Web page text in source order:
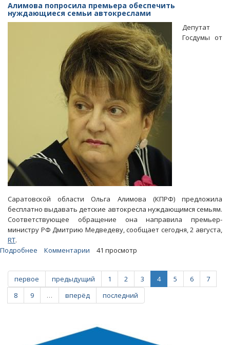
«Гагарин»
депутата
объявили
«нежелательной
персоной»
Алимова попросила премьера обеспечить
нуждающиеся семьи автокреслами
Депутат
Госдумы от
Саратовской области Ольга Алимова (КПРФ) предложила
бесплатно выдавать детские автокресла нуждающимся семьям.
Соответствующее обращение она направила премьер-
министру РФ Дмитрию Медведеву, сообщает сегодня, 2 августа,
RT.
Подробнее
попросила
премьера
нуждающиеся
Комментарии 41 просмотр
первое предыдущий 1 2 3 4 5 6
7
8
9 … вперёд последний